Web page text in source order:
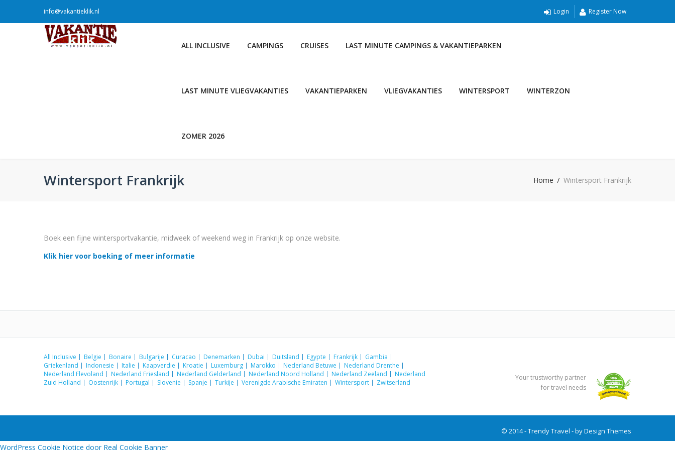
info@vakantieklik.nl Login Register Now
ALL INCLUSIVE CAMPINGS CRUISES LAST MINUTE CAMPINGS & VAKANTIEPARKEN
LAST MINUTE VLIEGVAKANTIES VAKANTIEPARKEN VLIEGVAKANTIES WINTERSPORT WINTERZON
ZOMER 2026
Wintersport Frankrijk Home Wintersport Frankrijk
Boek een fijne wintersportvakantie, midweek of weekend weg in Frankrijk op onze website.
Klik hier voor boeking of meer informatie
All Inclusive Belgie Bonaire Bulgarije Curacao Denemarken Dubai Duitsland Egypte Frankrijk
Gambia
Griekenland
Indonesie Italie Kaapverdie Kroatie Luxemburg Marokko Nederland Betuwe
Nederland Drenthe
Nederland Flevoland
Nederland Friesland Nederland Gelderland Nederland Noord Holland Nederland Zeeland
Nederland
Zuid Holland
Oostenrijk Portugal Slovenie Spanje Turkije Verenigde Arabische Emiraten Wintersport Zwitserland
Your trustworthy partner
for travel needs
© 2014 - Trendy Travel - byDesign Themes
WordPress Cookie Notice door Real Cookie Banner